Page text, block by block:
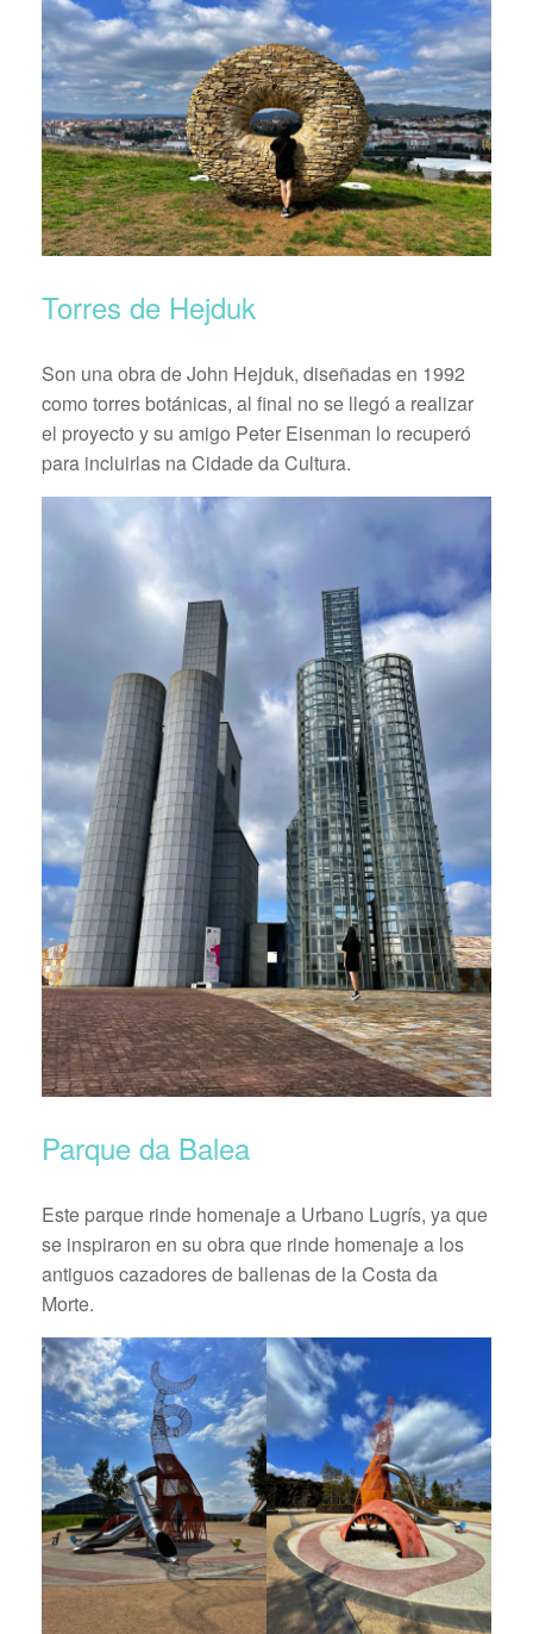
Torres de Hejduk
Son una obra de John Hejduk, diseñadas en 1992
como torres botánicas, al final no se llegó a realizar
el proyecto y su amigo Peter Eisenman lo recuperó
para incluirlas na Cidade da Cultura.
Parque da Balea
Este parque rinde homenaje a Urbano Lugrís, ya que
se inspiraron en su obra que rinde homenaje a los
antiguos cazadores de ballenas de la Costa da
Morte.